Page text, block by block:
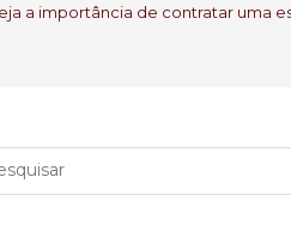
a importância de contratar uma